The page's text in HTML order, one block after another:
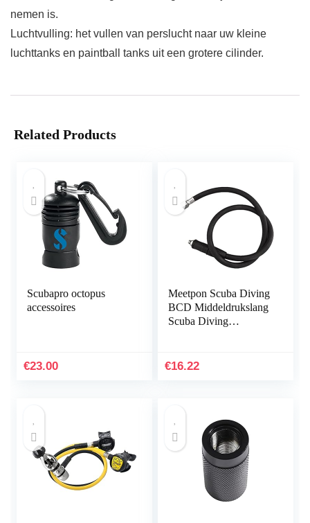
nemen is.
Luchtvulling: het vullen van perslucht naar uw kleine
luchttanks en paintball tanks uit een grotere cilinder.
Related Products
Scubapro octopus
accessoires
€23.00
Meetpon Scuba Diving
BCD Middeldrukslang
Scuba Diving
Ademhalingsregelaar
€16.22